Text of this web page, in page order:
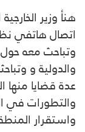
هنأ وزير
اتصال هاتفي
وتباحث معه حول
والدولية و
عدة قضايا منها
والتطورات في
واستقرار